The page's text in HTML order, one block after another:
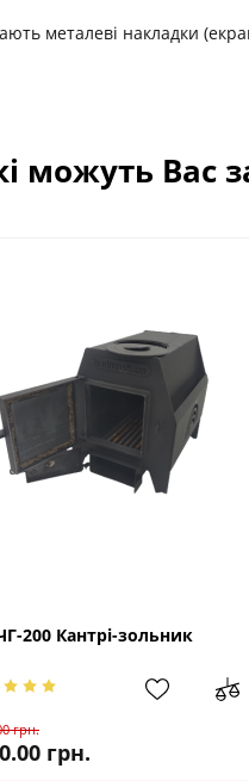
металеві накладки
можуть Вас
200 Кантрі-зольник
грн.
грн.